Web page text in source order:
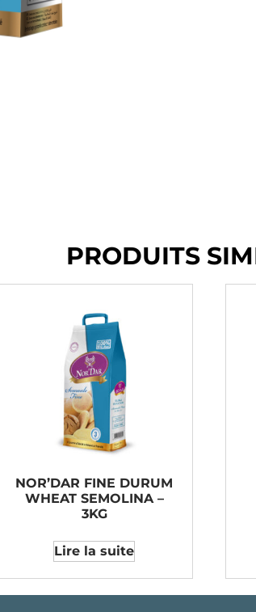
PRODUITS
NOR’DAR FINE DURUM
WHEAT SEMOLINA –
3KG
Lire la suite